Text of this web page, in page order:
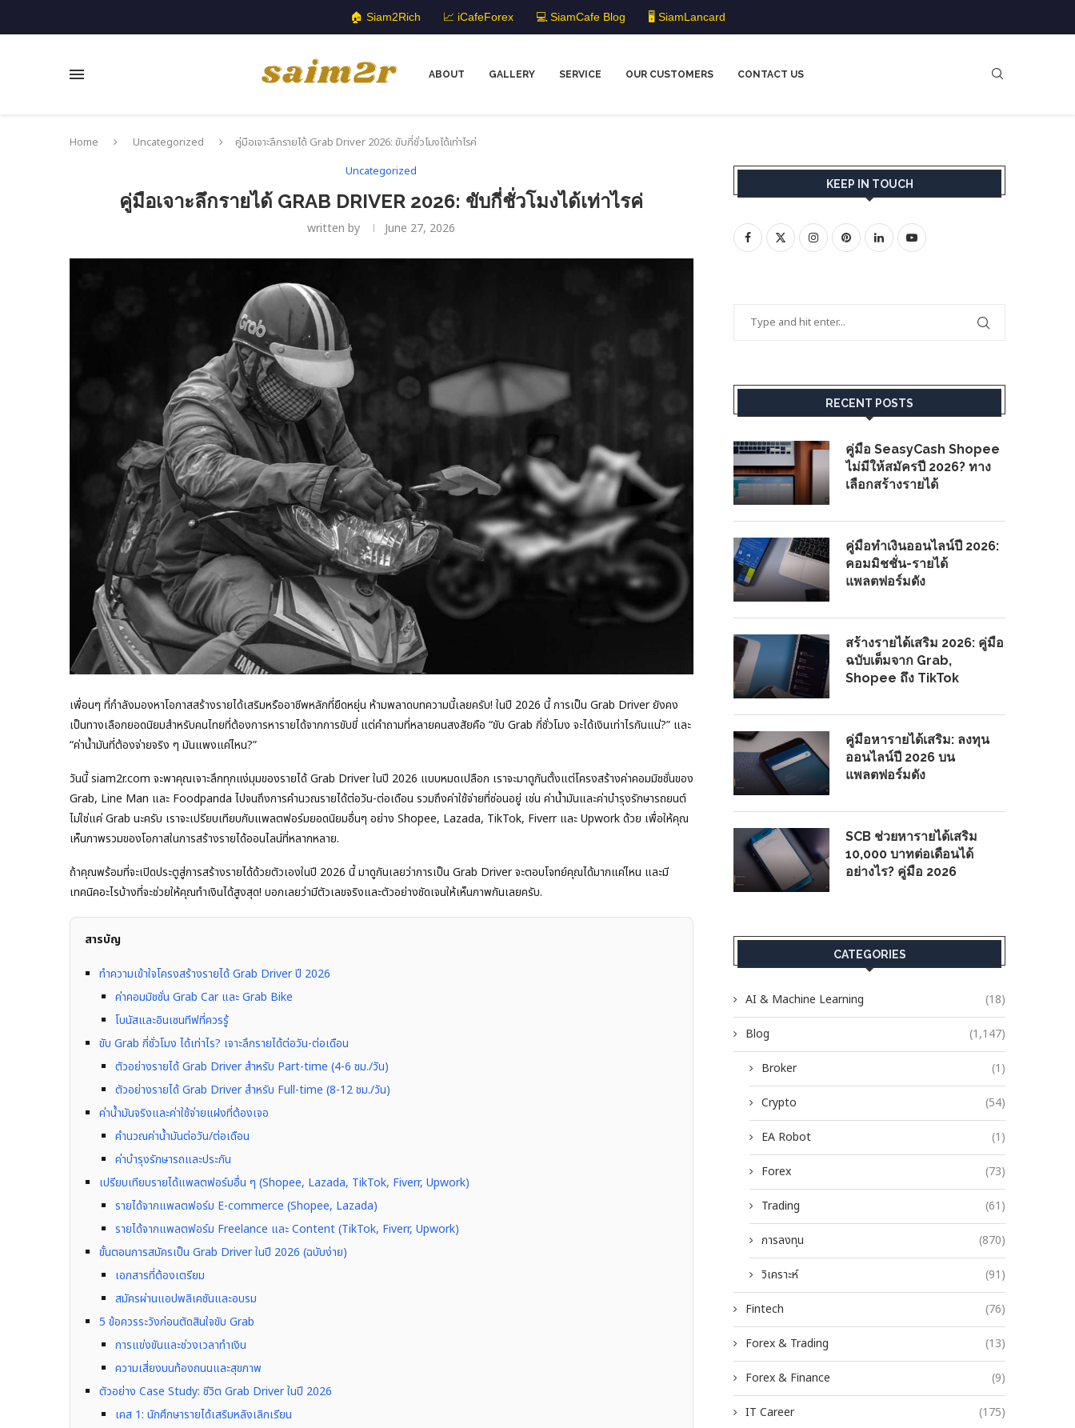
🏠 Siam2Rich 📈 iCafeForex 💻 SiamCafe Blog 🖥️ SiamLancard
ABOUT GALLERY SERVICE OUR CUSTOMERS CONTACT US
Home Uncategorized
คู่มือเจาะลึกรายได้ Grab Driver 2026: ขับกี่ชั่วโมงได้เท่าไรค่
Uncategorized
คู่มือเจาะลึกรายได้ GRAB DRIVER 2026: ขับกี่ชั่วโมงได้เท่าไรค่
written by June 27, 2026
เพื่อนๆ ที่กำลังมองหาโอกาสสร้างรายได้เสริมหรืออาชีพหลักที่ยืดหยุ่น ห้ามพลาดบทความนี้เลยครับ! ในปี 2026 นี้ การเป็น Grab Driver ยังคง
เป็นทางเลือกยอดนิยมสำหรับคนไทยที่ต้องการหารายได้จากการขับขี่ แต่คำถามที่หลายคนสงสัยคือ “ขับ Grab กี่ชั่วโมง จะได้เงินเท่าไรกันแน่?” และ
“ค่าน้ำมันที่ต้องจ่ายจริง ๆ มันแพงแค่ไหน?”
วันนี้ siam2r.com จะพาคุณเจาะลึกทุกแง่มุมของรายได้ Grab Driver ในปี 2026 แบบหมดเปลือก เราจะมาดูกันตั้งแต่โครงสร้างค่าคอมมิชชั่นของ
Grab, Line Man และ Foodpanda ไปจนถึงการคำนวณรายได้ต่อวัน-ต่อเดือน รวมถึงค่าใช้จ่ายที่ซ่อนอยู่ เช่น ค่าน้ำมันและค่าบำรุงรักษารถยนต์
ไม่ใช่แค่ Grab นะครับ เราจะเปรียบเทียบกับแพลตฟอร์มยอดนิยมอื่นๆ อย่าง Shopee, Lazada, TikTok, Fiverr และ Upwork ด้วย เพื่อให้คุณ
เห็นภาพรวมของโอกาสในการสร้างรายได้ออนไลน์ที่หลากหลาย.
ถ้าคุณพร้อมที่จะเปิดประตูสู่การสร้างรายได้ด้วยตัวเองในปี 2026 นี้ มาดูกันเลยว่าการเป็น Grab Driver จะตอบโจทย์คุณได้มากแค่ไหน และมี
เทคนิคอะไรบ้างที่จะช่วยให้คุณทำเงินได้สูงสุด! บอกเลยว่ามีตัวเลขจริงและตัวอย่างชัดเจนให้เห็นภาพกันเลยครับ.
สารบัญ
ทำความเข้าใจโครงสร้างรายได้ Grab Driver ปี 2026
ค่าคอมมิชชั่น Grab Car และ Grab Bike
โบนัสและอินเซนทีฟที่ควรรู้
ขับ Grab กี่ชั่วโมง ได้เท่าไร? เจาะลึกรายได้ต่อวัน-ต่อเดือน
ตัวอย่างรายได้ Grab Driver สำหรับ Part-time (4-6 ชม./วัน)
ตัวอย่างรายได้ Grab Driver สำหรับ Full-time (8-12 ชม./วัน)
ค่าน้ำมันจริงและค่าใช้จ่ายแฝงที่ต้องเจอ
คำนวณค่าน้ำมันต่อวัน/ต่อเดือน
ค่าบำรุงรักษารถและประกัน
เปรียบเทียบรายได้แพลตฟอร์มอื่น ๆ (Shopee, Lazada, TikTok, Fiverr, Upwork)
รายได้จากแพลตฟอร์ม E-commerce (Shopee, Lazada)
รายได้จากแพลตฟอร์ม Freelance และ Content (TikTok, Fiverr, Upwork)
ขั้นตอนการสมัครเป็น Grab Driver ในปี 2026 (ฉบับง่าย)
เอกสารที่ต้องเตรียม
สมัครผ่านแอปพลิเคชันและอบรม
5 ข้อควรระวังก่อนตัดสินใจขับ Grab
การแข่งขันและช่วงเวลาทำเงิน
ความเสี่ยงบนท้องถนนและสุขภาพ
ตัวอย่าง Case Study: ชีวิต Grab Driver ในปี 2026
เคส 1: นักศึกษารายได้เสริมหลังเลิกเรียน
KEEP IN TOUCH
RECENT POSTS
คู่มือ SeasyCash Shopee
ไม่มีให้สมัครปี 2026? ทาง
เลือกสร้างรายได้
คู่มือทำเงินออนไลน์ปี 2026:
คอมมิชชั่น-รายได้
แพลตฟอร์มดัง
สร้างรายได้เสริม 2026: คู่มือ
ฉบับเต็มจาก Grab,
Shopee ถึง TikTok
คู่มือหารายได้เสริม: ลงทุน
ออนไลน์ปี 2026 บน
แพลตฟอร์มดัง
SCB ช่วยหารายได้เสริม
10,000 บาทต่อเดือนได้
อย่างไร? คู่มือ 2026
CATEGORIES
AI & Machine Learning (18)
Blog (1,147)
Broker (1)
Crypto (54)
EA Robot (1)
Forex (73)
Trading (61)
การลงทุน (870)
วิเคราะห์ (91)
Fintech (76)
Forex & Trading (13)
Forex & Finance (9)
IT Career (175)